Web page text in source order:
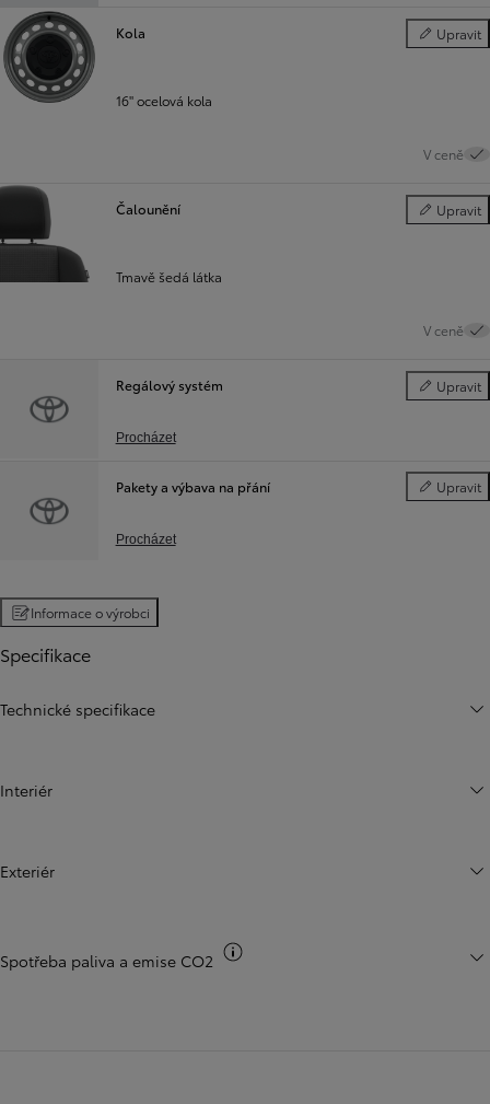
Kola Upravit
Kola
16" ocelová kola
V ceně
Čalounění Upravit
Čalounění
Tmavě šedá látka
V ceně
Regálový systém Upravit
Regálový
Procházet
Pakety a výbava na přání Upravit
Pakety a
Procházet
Informace o výrobci
Specifikace
Technické specifikace
Interiér
Exteriér
Spotřeba paliva a emise CO2